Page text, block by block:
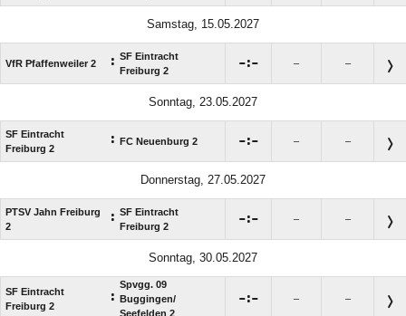
Samstag, 15.05.2027
VfR Pfaffenweiler 2 : SF Eintracht
Freiburg 2
: – –
Sonntag, 23.05.2027
SF Eintracht
Freiburg 2
: FC Neuenburg 2 : – –
Donnerstag, 27.05.2027
PTSV Jahn Freiburg
2
: SF Eintracht
Freiburg 2
: – –
Sonntag, 30.05.2027
SF Eintracht
Freiburg 2
:
Spvgg. 09
Buggingen/​
Seefelden 2
: – –